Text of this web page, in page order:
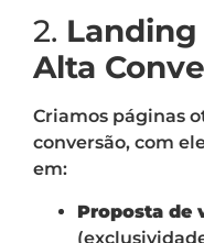
2.
Alta
Criamos páginas
conversão, com
em:
Proposta de